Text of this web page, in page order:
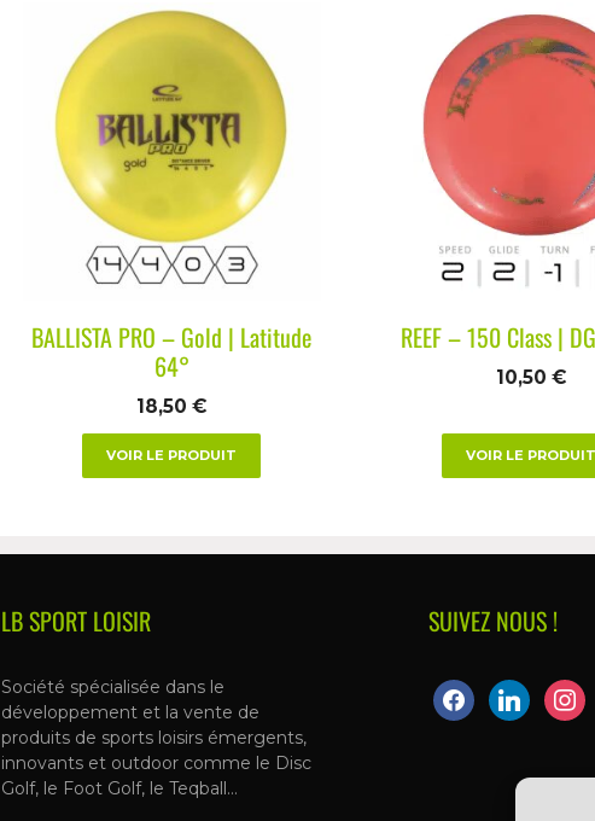
BALLISTA PRO – Gold | Latitude
64°
18,50€
VOIR LE PRODUIT
REEF – 150 Class |
10,50 €
VOIR LE PRODUIT
LB SPORT LOISIR
Société spécialisée dans le
développement et la vente de
produits de sports loisirs émergents,
innovants et outdoor comme le Disc
Golf, le Foot Golf, le Teqball…
SUIVEZ NOUS !